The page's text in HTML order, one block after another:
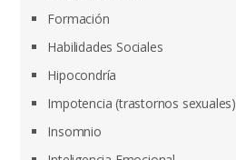
Formación
Habilidades Sociales
Hipocondría
Impotencia (trastornos sexuales)
Insomnio